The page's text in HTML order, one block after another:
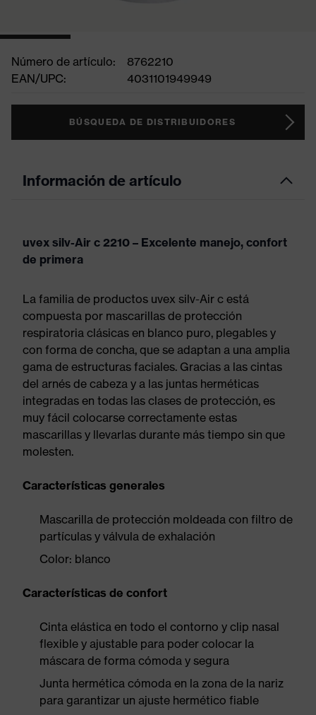
Número de artículo:
8762210
EAN/UPC:
4031101949949
BÚSQUEDA DE DISTRIBUIDORES
Información de artículo
uvex silv-Air c 2210 – Excelente manejo, confort
de primera
La familia de productos uvex silv-Air c está
compuesta por mascarillas de protección
respiratoria clásicas en blanco puro, plegables y
con forma de concha, que se adaptan a una amplia
gama de estructuras faciales. Gracias a las cintas
del arnés de cabeza y a las juntas herméticas
integradas en todas las clases de protección, es
muy fácil colocarse correctamente estas
mascarillas y llevarlas durante más tiempo sin que
molesten.
Características generales
Mascarilla de protección moldeada con filtro de
partículas y válvula de exhalación
Color: blanco
Características de confort
Cinta elástica en todo el contorno y clip nasal
flexible y ajustable para poder colocar la
máscara de forma cómoda y segura
Junta hermética cómoda en la zona de la nariz
para garantizar un ajuste hermético fiable